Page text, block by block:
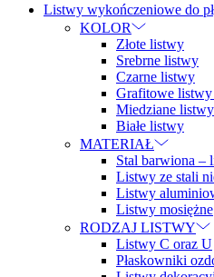
Listwy wykończeniowe do
KOLOR
Złote listwy
Srebrne listwy
Czarne listwy
Grafitowe listwy
Miedziane
Białe listwy
MATERIAŁ
Stal barwiona –
Listwy ze stali
Listwy
Listwy mosiężne
RODZAJ LISTWY
Listwy C oraz U
Płaskowniki